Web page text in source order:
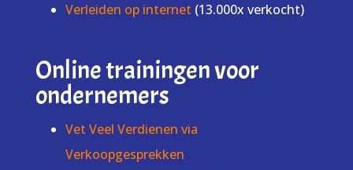
Verleiden op internet (13.000x verkocht)
Online trainingen voor
ondernemers
Vet Veel Verdienen via
Verkoopgesprekken